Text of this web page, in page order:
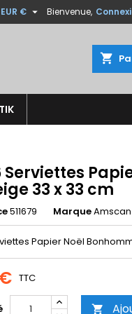
Bienvenue,
EUR € 
shopping_cart
Serviettes
33 x 33 cm
511679 MarqueAmscan
Papier Noël
TTC
